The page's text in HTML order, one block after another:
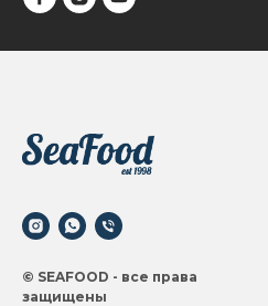
© SEAFOOD - все права
защищены